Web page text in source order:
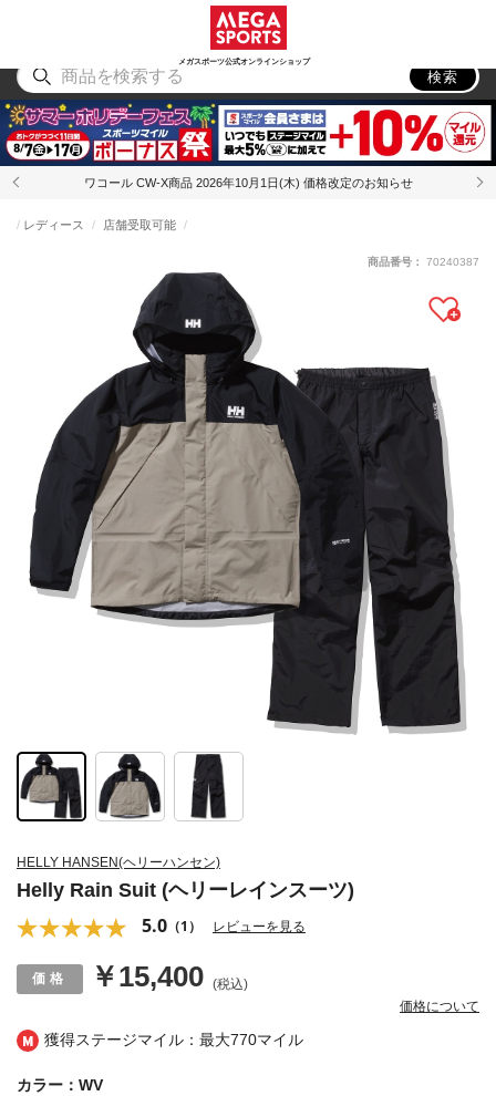
メガスポーツ公式オンラインショップ
アウトドア
検索
ワコール CW-X商品 2026年10月1日(木) 価格改定のお知らせ
獲得ステージマイル：最大770マイル
HELLY HANSEN(ヘリーハンセン)
Helly Rain Suit (ヘリーレインスーツ)
5.0 （1） レビューを見る
レディース 店舗受取可能
￥15,400 (税込)
価格について
商品番号： 70240387
カラー：WV